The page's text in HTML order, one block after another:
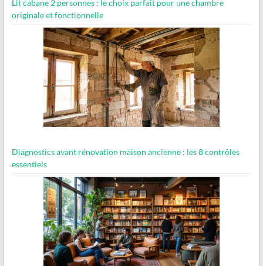
Lit cabane 2 personnes : le choix parfait pour une chambre
originale et fonctionnelle
Diagnostics avant rénovation maison ancienne : les 8 contrôles
essentiels